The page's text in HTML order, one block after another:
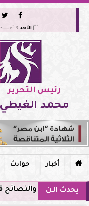


الأحد
رئيس التحرير
محمد الغيطي
 أخبار حوادث
يحدث الآن